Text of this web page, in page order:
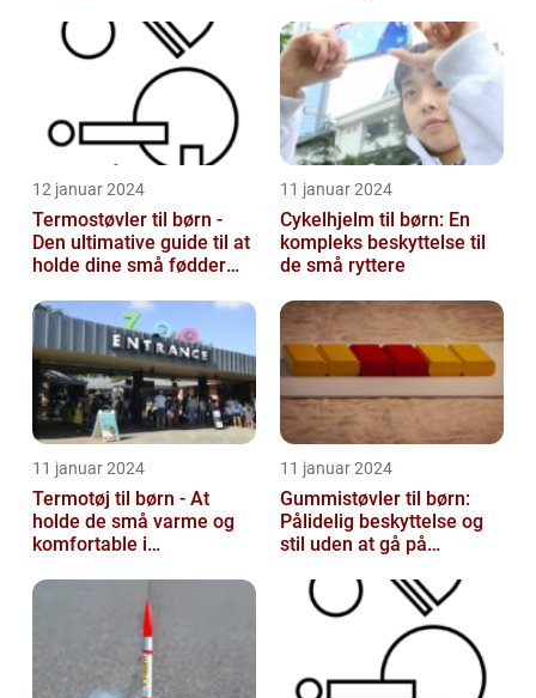
12 januar 2024
Termostøvler til børn -
Den ultimative guide til at
holde dine små fødder
11 januar 2024
Cykelhjelm til børn: En
kompleks beskyttelse til
de små ryttere
11 januar 2024
Termotøj til børn - At
holde de små varme og
komfortable i
11 januar 2024
Gummistøvler til børn:
Pålidelig beskyttelse og
stil uden at gå på